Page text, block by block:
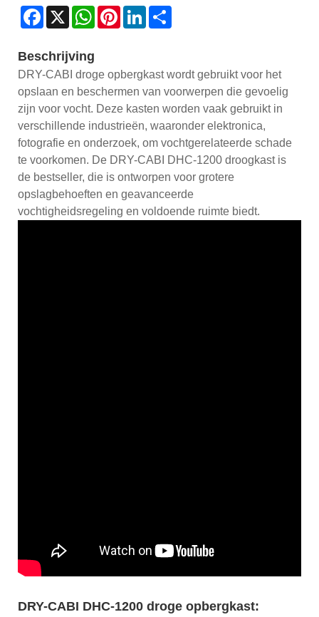
Facebook
X WhatsAppPinterestLinkedIn
Beschrijving
DRY-CABI droge opbergkast wordt gebruikt voor het
opslaan en beschermen van voorwerpen die gevoelig
zijn voor vocht. Deze kasten worden vaak gebruikt in
verschillende industrieën, waaronder elektronica,
fotografie en onderzoek, om vochtgerelateerde schade
te voorkomen. De DRY-CABI DHC-1200 droogkast is
de bestseller, die is ontworpen voor grotere
opslagbehoeften en geavanceerde
vochtigheidsregeling en voldoende ruimte biedt.
DRY-CABI DHC-1200 droge opbergkast: